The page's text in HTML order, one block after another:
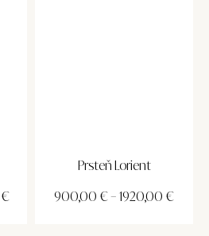
€
Prsteň Lorient
900,00 € – 1920,00 €